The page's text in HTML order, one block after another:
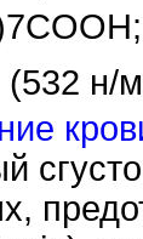
(532 н/м